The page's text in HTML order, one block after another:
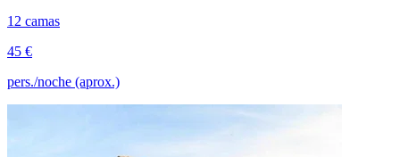
12 camas
45 €
pers./noche (aprox.)